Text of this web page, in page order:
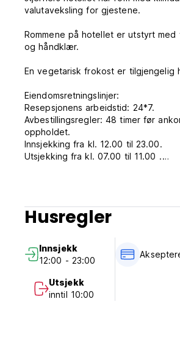
valutaveksling for gjestene.
Rommene på hotellet er utstyrt med
og håndklær.
En vegetarisk frokost er tilgjengelig
Eiendomsretningslinjer:
Resepsjonens arbeidstid: 24*7.
Avbestillingsregler: 48 timer før
oppholdet.
Innsjekking fra kl. 12.00 til 23.00.
Utsjekking fra kl. 07.00 til 11.00 .
Ingen portforbud.
Ikke røyk.
(Auto-translated from original
Husregler
Innsjekk
12:00 - 23:00
Utsjekk
inntil 10:00